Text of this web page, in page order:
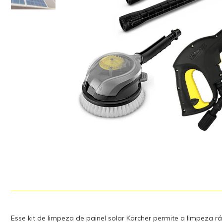
Esse kit de limpeza de painel solar Kärcher permite a limpeza